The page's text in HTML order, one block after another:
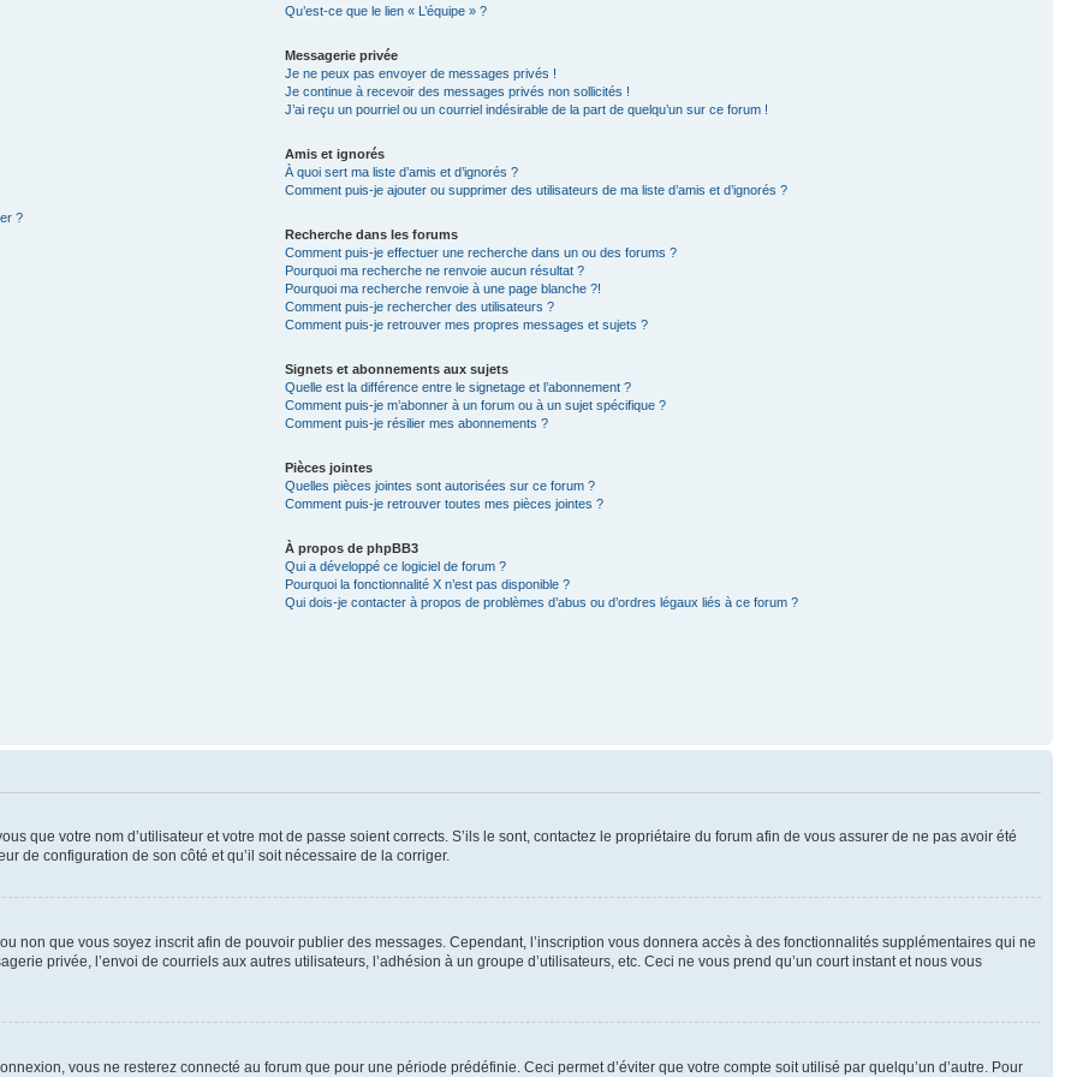
?
Qu’est-ce que le lien « L’équipe » ?
Messagerie privée
Je ne peux pas envoyer de messages privés !
Je continue à recevoir des messages privés non sollicités !
J’ai reçu un pourriel ou un courriel indésirable de la part de quelqu’un sur ce forum !
Amis et ignorés
À quoi sert ma liste d’amis et d’ignorés ?
Comment puis-je ajouter ou supprimer des utilisateurs de ma liste d’amis et d’ignorés ?
Recherche dans les forums
Comment puis-je effectuer une recherche dans un ou des forums ?
Pourquoi ma recherche ne renvoie aucun résultat ?
Pourquoi ma recherche renvoie à une page blanche ?!
Comment puis-je rechercher des utilisateurs ?
Comment puis-je retrouver mes propres messages et sujets ?
Signets et abonnements aux sujets
Quelle est la différence entre le signetage et l’abonnement ?
Comment puis-je m’abonner à un forum ou à un sujet spécifique ?
Comment puis-je résilier mes abonnements ?
Pièces jointes
Quelles pièces jointes sont autorisées sur ce forum ?
Comment puis-je retrouver toutes mes pièces jointes ?
À propos de phpBB3
Qui a développé ce logiciel de forum ?
Pourquoi la fonctionnalité X n’est pas disponible ?
Qui dois-je contacter à propos de problèmes d’abus ou d’ordres légaux liés à ce forum ?
que votre nom d’utilisateur et votre mot de passe soient corrects. S’ils le sont, contactez le propriétaire du forum afin de vous assurer de ne pas avoir été
de configuration de son côté et qu’il soit nécessaire de la corriger.
non que vous soyez inscrit afin de pouvoir publier des messages. Cependant, l’inscription vous donnera accès à des fonctionnalités supplémentaires qui ne
privée, l’envoi de courriels aux autres utilisateurs, l’adhésion à un groupe d’utilisateurs, etc. Ceci ne vous prend qu’un court instant et nous vous
vous ne resterez connecté au forum que pour une période prédéfinie. Ceci permet d’éviter que votre compte soit utilisé par quelqu’un d’autre. Pour